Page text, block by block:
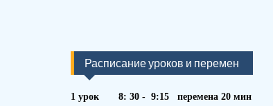
Расписание уроков и перемен
1 урок 8: 30 - 9:15 перемена 20 мин